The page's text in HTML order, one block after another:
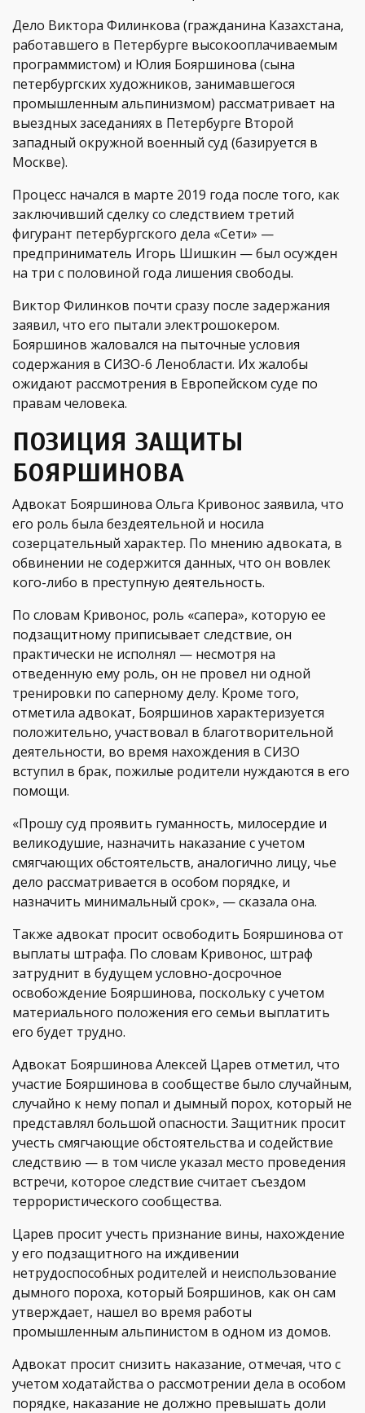
Дело Виктора Филинкова (гражданина Казахстана,
работавшего в Петербурге высокооплачиваемым
программистом) и Юлия Бояршинова (сына
петербургских художников, занимавшегося
промышленным альпинизмом) рассматривает на
выездных заседаниях в Петербурге Второй
западный окружной военный суд (базируется в
Москве).
Процесс начался в марте 2019 года после того, как
заключивший сделку со следствием третий
фигурант петербургского дела «Сети» —
предприниматель Игорь Шишкин — был осужден
на три с половиной года лишения свободы.
Виктор Филинков почти сразу после задержания
заявил, что его пытали электрошокером.
Бояршинов жаловался на пыточные условия
содержания в СИЗО-6 Ленобласти. Их жалобы
ожидают рассмотрения в Европейском суде по
правам человека.
ПОЗИЦИЯ ЗАЩИТЫ
БОЯРШИНОВА
Адвокат Бояршинова Ольга Кривонос заявила, что
его роль была бездеятельной и носила
созерцательный характер. По мнению адвоката, в
обвинении не содержится данных, что он вовлек
кого-либо в преступную деятельность.
По словам Кривонос, роль «сапера», которую ее
подзащитному приписывает следствие, он
практически не исполнял — несмотря на
отведенную ему роль, он не провел ни одной
тренировки по саперному делу. Кроме того,
отметила адвокат, Бояршинов характеризуется
положительно, участвовал в благотворительной
деятельности, во время нахождения в СИЗО
вступил в брак, пожилые родители нуждаются в его
помощи.
«Прошу суд проявить гуманность, милосердие и
великодушие, назначить наказание с учетом
смягчающих обстоятельств, аналогично лицу, чье
дело рассматривается в особом порядке, и
назначить минимальный срок», — сказала она.
Также адвокат просит освободить Бояршинова от
выплаты штрафа. По словам Кривонос, штраф
затруднит в будущем условно-досрочное
освобождение Бояршинова, поскольку с учетом
материального положения его семьи выплатить
его будет трудно.
Адвокат Бояршинова Алексей Царев отметил, что
участие Бояршинова в сообществе было случайным,
случайно к нему попал и дымный порох, который не
представлял большой опасности. Защитник просит
учесть смягчающие обстоятельства и содействие
следствию — в том числе указал место проведения
встречи, которое следствие считает съездом
террористического сообщества.
Царев просит учесть признание вины, нахождение
у его подзащитного на иждивении
нетрудоспособных родителей и неиспользование
дымного пороха, который Бояршинов, как он сам
утверждает, нашел во время работы
промышленным альпинистом в одном из домов.
Адвокат просит снизить наказание, отмечая, что с
учетом ходатайства о рассмотрении дела в особом
порядке, наказание не должно превышать доли